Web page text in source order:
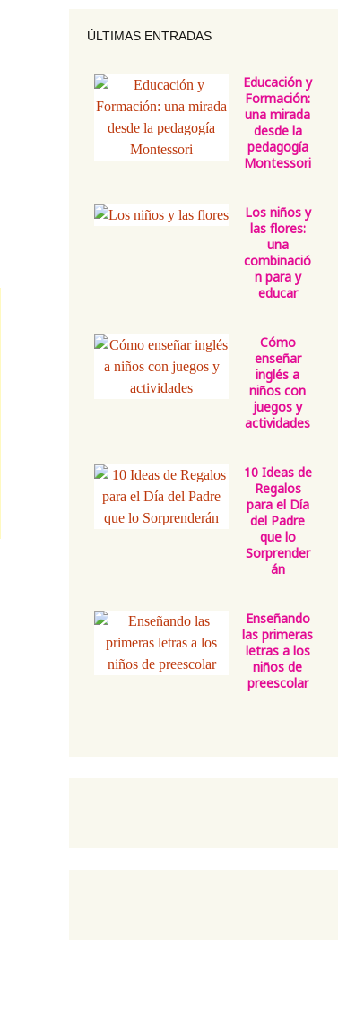
ÚLTIMAS ENTRADAS
Educación y
Formación:
una mirada
desde la
pedagogía
Montessori
Los niños y
las flores:
una
combinació
n para y
educar
Cómo
enseñar
inglés a
niños con
juegos y
actividades
10 Ideas de
Regalos
para el Día
del Padre
que lo
Sorprender
án
Enseñando
las primeras
letras a los
niños de
preescolar